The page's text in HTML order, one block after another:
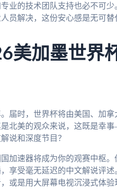
业的技术团队支持也必不可
员解决，这份安心感是无可替
美加墨世界
届时，世界杯将由美国、加
是北美的观众来说，这既是
说和深度节目？
加速器将成为你的观赛中枢
享受毫无延迟的中文解说评
或是用大屏幕电视沉浸式体验